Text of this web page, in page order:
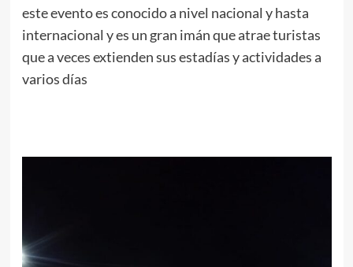
este evento es conocido a nivel nacional y hasta
internacional y es un gran imán que atrae turistas
que a veces extienden sus estadías y actividades a
varios días